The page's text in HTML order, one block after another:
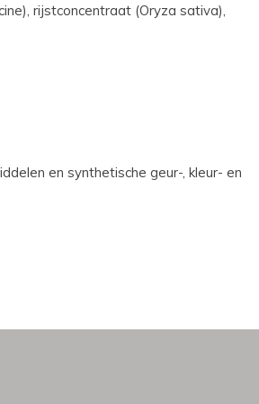
rijstconcentraat (Oryza sativa),
en synthetische geur-, kleur- en